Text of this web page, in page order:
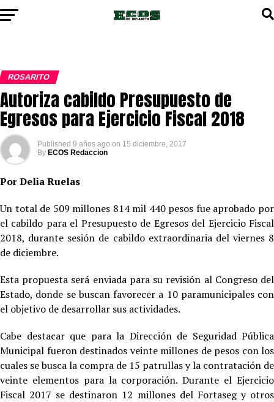
ROSARITO
Autoriza cabildo Presupuesto de
Egresos para Ejercicio Fiscal 2018
Published 9 años ago on 15 diciembre, 2017
By ECOS Redaccion
Por Delia Ruelas
Un total de 509 millones 814 mil 440 pesos fue aprobado por
el cabildo para el Presupuesto de Egresos del Ejercicio Fiscal
2018, durante sesión de cabildo extraordinaria del viernes 8
de diciembre.
Esta propuesta será enviada para su revisión al Congreso del
Estado, donde se buscan favorecer a 10 paramunicipales con
el objetivo de desarrollar sus actividades.
Cabe destacar que para la Dirección de Seguridad Pública
Municipal fueron destinados veinte millones de pesos con los
cuales se busca la compra de 15 patrullas y la contratación de
veinte elementos para la corporación. Durante el Ejercicio
Fiscal 2017 se destinaron 12 millones del Fortaseg y otros